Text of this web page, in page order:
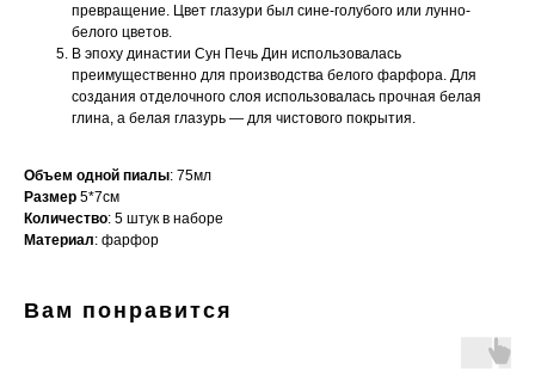
превращение. Цвет глазури был сине-голубого или лунно-
белого цветов.
В эпоху династии Сун Печь Дин использовалась
преимущественно для производства белого фарфора. Для
создания отделочного слоя использовалась прочная белая
глина, а белая глазурь — для чистового покрытия.
Объем одной пиалы: 75мл
Размер 5*7см
Количество: 5 штук в наборе
Материал: фарфор
Вам понравится